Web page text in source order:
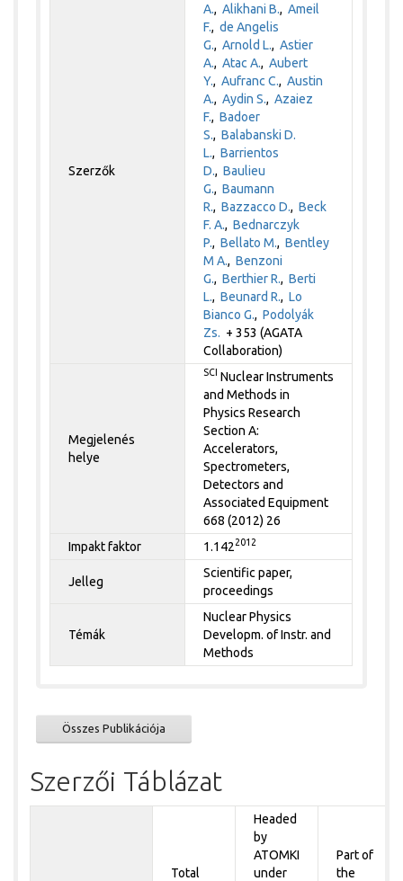
Szerzők
A.,Alikhani B.,Ameil
F.,de Angelis
G.,Arnold L.,Astier
A.,Atac A.,Aubert
Y.,Aufranc C.,Austin
A.,Aydin S.,Azaiez
F.,Badoer
S.,Balabanski D.
L.,Barrientos
D.,Baulieu
G.,Baumann
R.,Bazzacco D.,Beck
F. A.,Bednarczyk
P.,Bellato M.,Bentley
M A.,Benzoni
G.,Berthier R.,Berti
L.,Beunard R.,Lo
Bianco G.,Podolyák
Zs. + 353 (AGATA
Collaboration)
Megjelenés
helye
SCI Nuclear Instruments
and Methods in
Physics Research
Section A:
Accelerators,
Spectrometers,
Detectors and
Associated Equipment
668 (2012) 26
Impakt faktor
1.1422012
Jelleg
Scientific paper,
proceedings
Témák
Nuclear Physics
Developm. of Instr. and
Methods
Összes Publikációja
Szerzői Táblázat
Total
Headed
by
ATOMKI
under
Part of
the